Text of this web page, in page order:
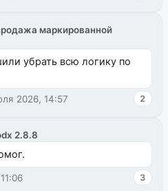
маркированной
убрать всю логику по
2026, 14:57 2
2.8.8
3